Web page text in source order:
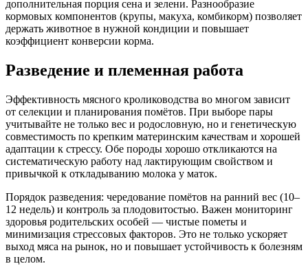
дополнительная порция сена и зелени. Разнообразие
кормовых компонентов (крупы, макуха, комбикорм) позволяет
держать животное в нужной кондиции и повышает
коэффициент конверсии корма.
Разведение и племенная работа
Эффективность мясного кролиководства во многом зависит
от селекции и планирования помётов. При выборе пары
учитывайте не только вес и родословную, но и генетическую
совместимость по крепким материнским качествам и хорошей
адаптации к стрессу. Обе породы хорошо откликаются на
систематическую работу над лактирующим свойством и
привычкой к откладыванию молока у маток.
Порядок разведения: чередование помётов на ранний вес (10–
12 недель) и контроль за плодовитостью. Важен мониторинг
здоровья родительских особей — чистые пометы и
минимизация стрессовых факторов. Это не только ускоряет
выход мяса на рынок, но и повышает устойчивость к болезням
в целом.